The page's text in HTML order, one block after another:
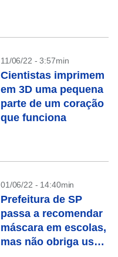
11/06/22 - 3:57min
Cientistas imprimem
em 3D uma pequena
parte de um coração
que funciona
01/06/22 - 14:40min
Prefeitura de SP
passa a recomendar
máscara em escolas,
mas não obriga uso